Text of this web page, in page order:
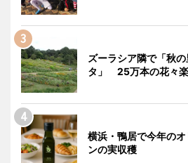
ズーラシア隣で「秋
タ」 25万本の花々
横浜・鴨居で今年の
ンの実収穫